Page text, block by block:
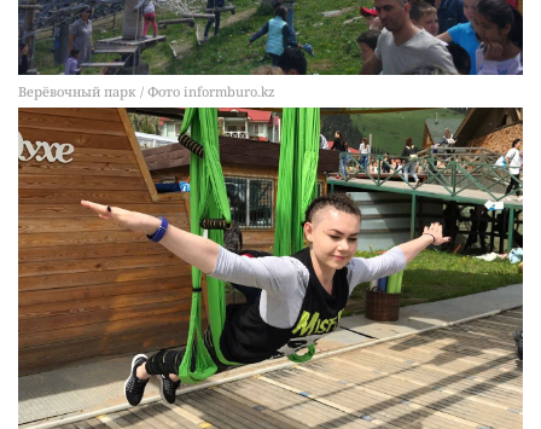
Верёвочный парк / Фото informburo.kz